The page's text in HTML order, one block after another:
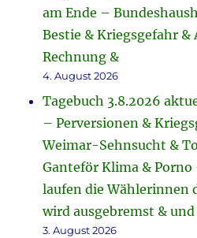
am Ende –
Bestie & Kriegsgefahr &
Rechnung &
4. August 2026
Tagebuch 3.8.2026
– Perversionen &
Weimar-Sehnsucht &
Ganteför Klima &
laufen die Wählerinnen
wird ausgebremst &
3. August 2026